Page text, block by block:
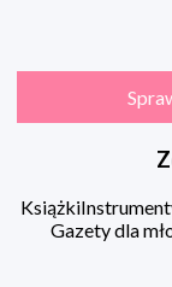
Książki
Gazety dla